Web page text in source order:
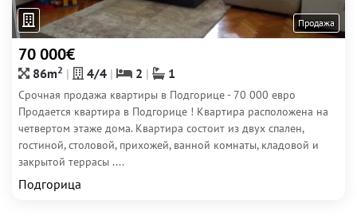
Продажа
70 000€
86m2 4/4 2 1
Срочная продажа квартиры в Подгорице - 70 000 евро
Продается квартира в Подгорице ! Квартира расположена на
четвертом этаже дома. Квартира состоит из двух спален,
гостиной, столовой, прихожей, ванной комнаты, кладовой и
закрытой террасы ....
Подгорица